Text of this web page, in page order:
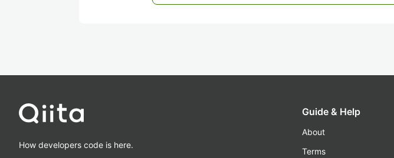
How developers code is here.
Guide & Help
About
Terms